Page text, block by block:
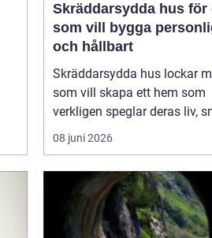
Skräddarsydda hus för
som vill bygga
och hållbart
Skräddarsydda hus lockar
som vill skapa ett hem som
verkligen speglar deras liv,
08 juni 2026